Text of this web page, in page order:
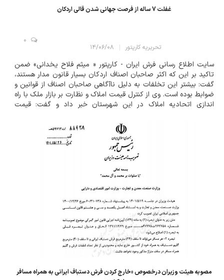
غفلت 7 ساله از فرصت جهانی شدن قالی اردکان
تحریریه کارپتور ۱۴/۰۶/۰۸
0
سایت اطلاع رسانی فرش ایران - کارپتور « میثم فلاح یخدانی» ضمن
تاکید بر این که اکثر صاحبان اصناف اردکان بسیار قانون مدار هستند،
گفت: بیشتر این تخلفات به دلیل ناآگاهی صاحبان اصناف از قوانین و
ضوابط بوده است. وی از کنترل قیمت املاک و نظارت بر بازار ملک با راه
اندازی اتحادیه املاک در این شهرستان خبر داد و گفت: قیمت
مصوبه هیئت وزیران درخصوص «خارج کردن فرش دستباف ایرانی به همراه مسافر